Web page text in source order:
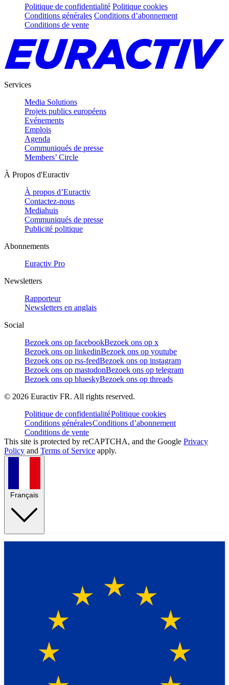
Politique de confidentialité Politique cookies
Conditions générales Conditions d’abonnement
Conditions de vente
Services
Media Solutions
Projets publics européens
Evénements
Emplois
Agenda
Communiqués de presse
Members’ Circle
À Propos d'Euractiv
À propos d’Euractiv
Contactez-nous
Mediahuis
Communiqués de presse
Publicité politique
Abonnements
Euractiv Pro
Newsletters
Rapporteur
Newsletters en anglais
Social
Bezoek ons op facebookBezoek ons op x
Bezoek ons op linkedinBezoek ons op youtube
Bezoek ons op rss-feedBezoek ons op instagram
Bezoek ons op mastodonBezoek ons op telegram
Bezoek ons op blueskyBezoek ons op threads
© 2026 Euractiv FR. All rights reserved.
Politique de confidentialitéPolitique cookies
Conditions généralesConditions d’abonnement
Conditions de vente
This site is protected by reCAPTCHA, and the Google Privacy
Policy and Terms of Service apply.
Français